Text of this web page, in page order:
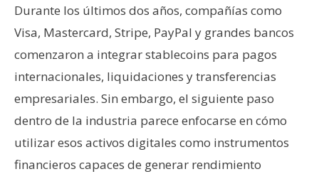
Durante los últimos dos años, compañías como
Visa, Mastercard, Stripe, PayPal y grandes bancos
comenzaron a integrar stablecoins para pagos
internacionales, liquidaciones y transferencias
empresariales. Sin embargo, el siguiente paso
dentro de la industria parece enfocarse en cómo
utilizar esos activos digitales como instrumentos
financieros capaces de generar rendimiento